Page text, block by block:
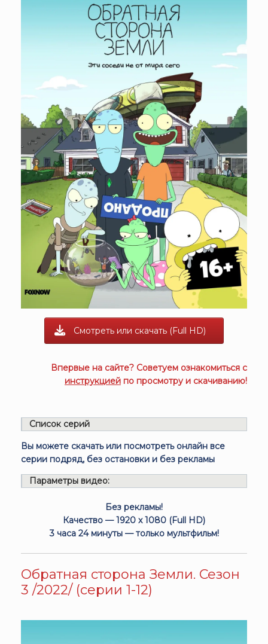
Смотреть или скачать (Full HD)
Впервые на сайте? Советуем ознакомиться с
инструкцией по просмотру и скачиванию!
Список серий
Вы можете скачать или посмотреть онлайн все
серии подряд, без остановки и без рекламы
Параметры видео:
Без рекламы!
Качество — 1920 x 1080 (Full HD)
3 часа 24 минуты — только мультфильм!
Обратная сторона Земли. Сезон
3 /2022/ (серии 1-12)